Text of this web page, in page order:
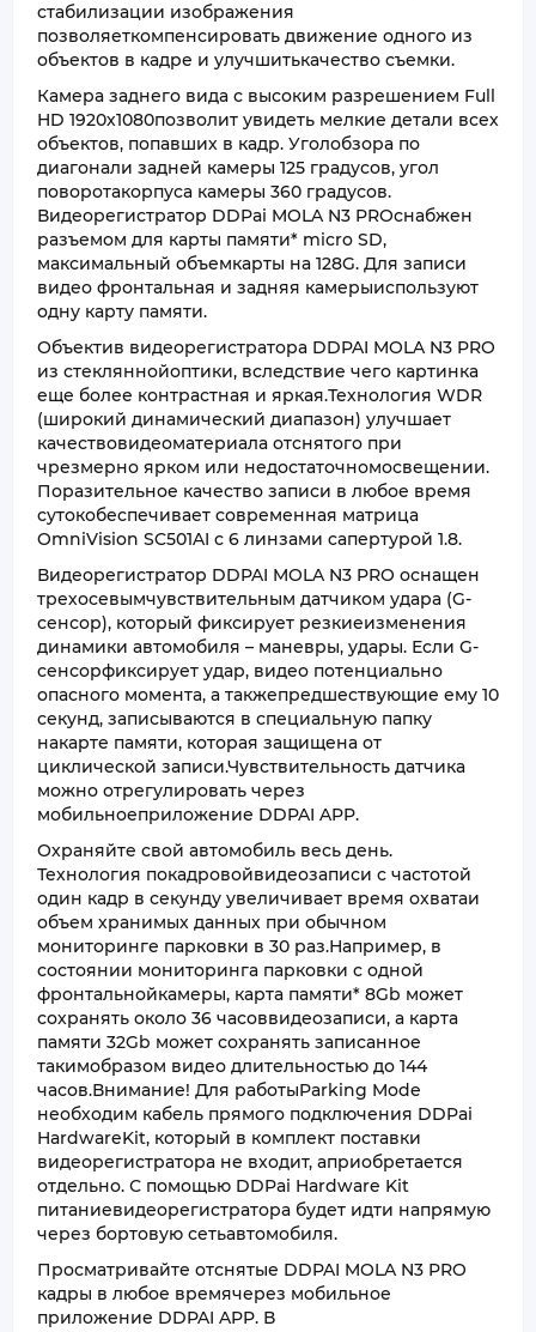
стабилизации изображения
позволяеткомпенсировать движение одного из
объектов в кадре и улучшитькачество съемки.
Камера заднего вида с высоким разрешением Full
HD 1920х1080позволит увидеть мелкие детали всех
объектов, попавших в кадр. Уголобзора по
диагонали задней камеры 125 градусов, угол
поворотакорпуса камеры 360 градусов.
Видеорегистратор DDPai MOLA N3 PROснабжен
разъемом для карты памяти* micro SD,
максимальный объемкарты на 128G. Для записи
видео фронтальная и задняя камерыиспользуют
одну карту памяти.
Объектив видеорегистратора DDPAI MOLA N3 PRO
из стекляннойоптики, вследствие чего картинка
еще более контрастная и яркая.Технология WDR
(широкий динамический диапазон) улучшает
качествовидеоматериала отснятого при
чрезмерно ярком или недостаточномосвещении.
Поразительное качество записи в любое время
сутокобеспечивает современная матрица
OmniVision SC501AI с 6 линзами cапертурой 1.8.
Видеорегистратор DDPAI MOLA N3 PRO оснащен
трехосевымчувствительным датчиком удара (G-
сенсор), который фиксирует резкиеизменения
динамики автомобиля – маневры, удары. Если G-
сенсорфиксирует удар, видео потенциально
опасного момента, а такжепредшествующие ему 10
секунд, записываются в специальную папку
накарте памяти, которая защищена от
циклической записи.Чувствительность датчика
можно отрегулировать через
мобильноеприложение DDPAI APP.
Охраняйте свой автомобиль весь день.
Технология покадровойвидеозаписи с частотой
один кадр в секунду увеличивает время охватаи
объем хранимых данных при обычном
мониторинге парковки в 30 раз.Например, в
состоянии мониторинга парковки с одной
фронтальнойкамеры, карта памяти* 8Gb может
сохранять около 36 часоввидеозаписи, а карта
памяти 32Gb может сохранять записанное
такимобразом видео длительностью до 144
часов.Внимание! Для работыParking Mode
необходим кабель прямого подключения DDPai
HardwareKit, который в комплект поставки
видеорегистратора не входит, априобретается
отдельно. С помощью DDPai Hardware Kit
питаниевидеорегистратора будет идти напрямую
через бортовую сетьавтомобиля.
Просматривайте отснятые DDPAI MOLA N3 PRO
кадры в любое времячерез мобильное
приложение DDPAI APP. В